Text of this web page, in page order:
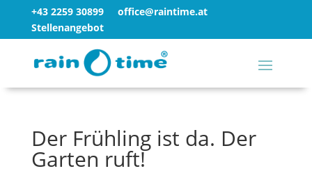
+43 2259 30899
office@raintime.at
Stellenangebot
Der Frühling ist da. Der
Garten ruft!